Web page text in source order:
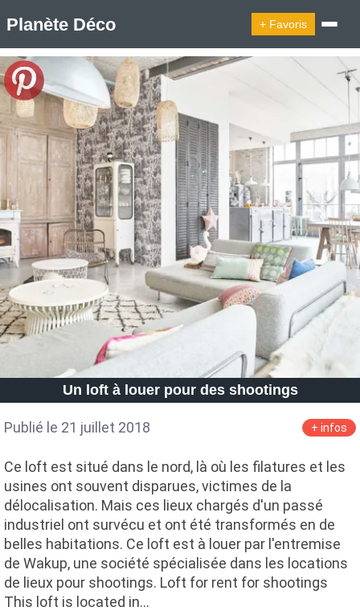
Planète Déco + Favoris
🛍︎ Shop Planète Déco ℹ︎ À propos
Appartement Design Cabanes
Decoration Noël
Design Suédois En Quelques Photos
Idées Déco En 10 Photos
La Semaine Décoration Et Design
Maison En Ville
Méli-Mélo Suédois
Publi Reportage
Tendance
Interieurs Scandinaves
La Décoration Selon Votre Signe Astrologique
Les Trouvailles Déco Du Jour
Loft
Maison Appartement Écologique
Maison Container/container House
Maison D'hôtes
Maison Et Appartement Vintage
On Décode La Déco
Petite Surface
Piscine Question De Style
Renovation
Revue De Week End
Tiny House
Un loft à louer pour des shootings
Publié le 21 juillet 2018 + infos
Ce loft est situé dans le nord, là où les filatures et les
usines ont souvent disparues, victimes de la
délocalisation. Mais ces lieux chargés d'un passé
industriel ont survécu et ont été transformés en de
belles habitations. Ce loft est à louer par l'entremise
de Wakup, une société spécialisée dans les locations
de lieux pour shootings. Loft for rent for shootings
This loft is located in…